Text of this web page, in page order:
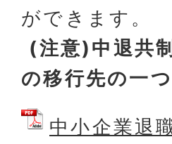
ができます。
(注意)中退共
の移行先の一つ
中小企業退